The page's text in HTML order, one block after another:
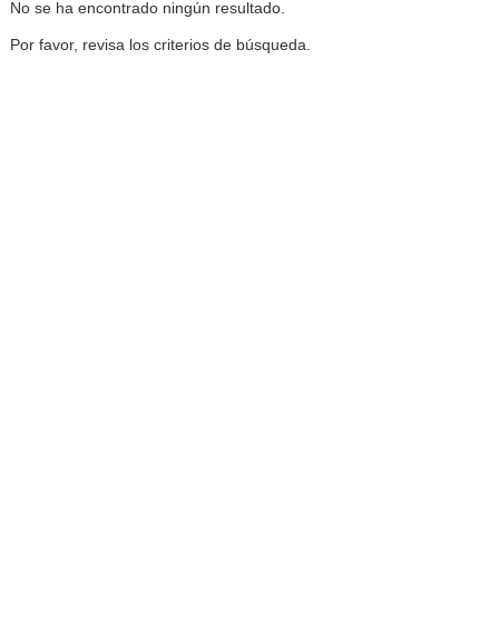
No se ha encontrado ningún resultado.
Por favor, revisa los criterios de búsqueda.